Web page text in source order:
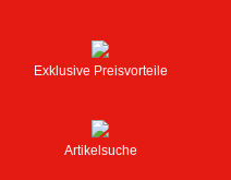
Exklusive Preisvorteile
Artikelsuche